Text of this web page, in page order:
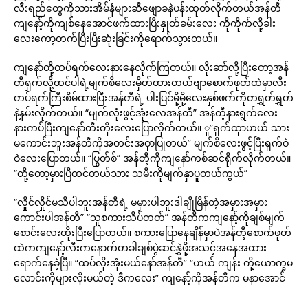
လီးရည်တွေကိုသားအိမ်နံများဆီဖျောခနဲပန်းထုတ်လိုက်တယ်အန်တီ
ကျနော့်ကိုကျစ်နေအောင်ဖက်ထားပြီးနှုတ်ခမ်းလေး ကိုကိုက်လို့ခါး
လေးကော့တက်ပြီးပြီးဆုံးခြင်းကိုရောက်သွားတယ်။
ကျနော်တို့ထပ်ရက်လေးနားနေလိုက်ကြတယ်။ လိုးဆာ်လို့ပြီးတော့အန်
တီရှက်လို့ထင်ပါရဲ့မျက်စိလေးမှိတ်ထားတယ်ဗျာစောက်ဖုတ်ထဲမှာလီး
တပ်ရက်ကြီးစိမ်ထားပြီးအန်တီရဲ့ ပါးပြင်မို့မို့လေးနှစ်ဖက်ကိုတရွှတ်ရွှတ်
နဲ့နမ်းလိုက်တယ်။ “မျက်လုံးဖွင့်အုံးလေအန်တီ” အန်တီ့နားရွက်လေး
နားကပ်ပြီးကျနော်တီးတိုးလေးပြောလိုက်တယ်။ ှု”ရှက်ထှာဟယ် သား
မကောင်းဘူးအန်တီကိုအတင်းအဝှာပြုတယ်” မျက်စိလေးဖွင့်ပြီးရှက်ဝဲ
ဝဲလေးပြောတယ်။ “ပြွတ်စ်” အန်တီ့ကိုကျနော်ကစ်ဆင်ရိုက်လိုက်တယ်။
“တို့တော့မှားပြီထင်တယ်သား သမီးကိုမျက်နှာပူတယ်ကွယ်”
“လှိုင်လှိုင်မသိပါဘူးအန်တီရဲ့ မမှားပါဘူးဒါချိုမြိန်တဲ့အမှားအမှား
ကောင်းပါအန်တီ” “သူစကားသိပ်တတ်” အန်တီကကျနော့်ကိုချစ်မျက်
စောင်းလေးထိုးပြီးပြောတယ်။ စကားပြောနေချိန်မှာပဲအန်တီ့စောက်ဖုတ်
ထဲကကျနော့်လီးကနောက်တခါချစ်ပွဲဆင်နွှဲဖို့အသင့်အနေအထား
ရောက်နေခဲ့ပြီ။ “ထပ်လိုးအုံးမယ်နော်အန်တီ” “ဟယ် ကျန်း ကို့ယောက္ခမ
လောင်းကိုများလိုးမယ်တဲ့ ဒီကလေး” ကျနော့်ကိုအန်တီက မနာအောင်